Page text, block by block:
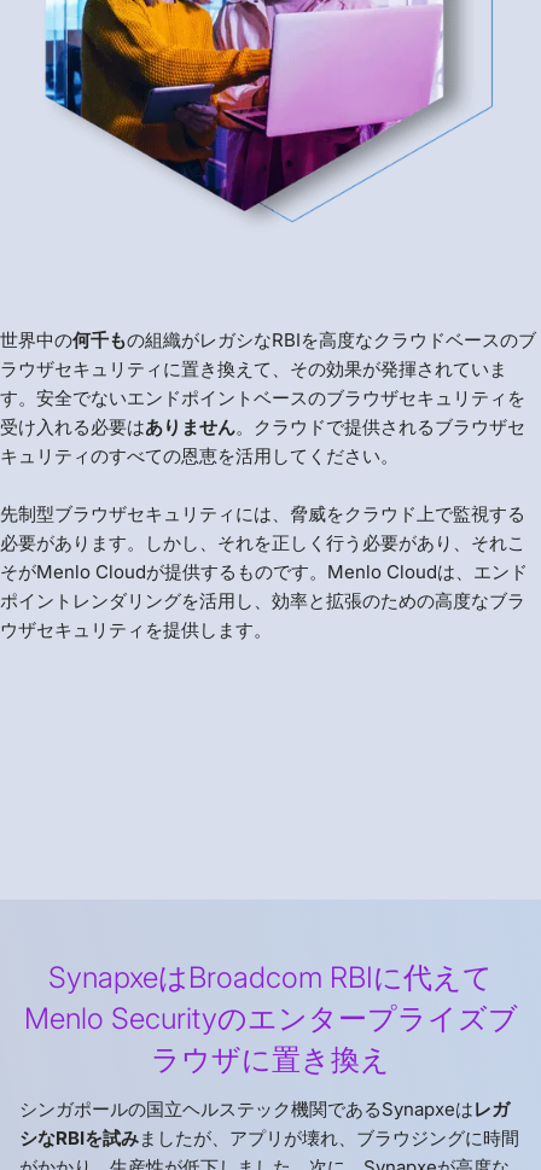
世界中の何千もの組織がレガシなRBIを高度なクラウドベースのブ
ラウザセキュリティに置き換えて、その効果が発揮されていま
す。安全でないエンドポイントベースのブラウザセキュリティを
受け入れる必要はありません。クラウドで提供されるブラウザセ
キュリティのすべての恩恵を活用してください。
先制型ブラウザセキュリティには、脅威をクラウド上で監視する
必要があります。しかし、それを正しく行う必要があり、それこ
そがMenlo Cloudが提供するものです。Menlo Cloudは、エンド
ポイントレンダリングを活用し、効率と拡張のための高度なブラ
ウザセキュリティを提供します。
SynapxeはBroadcom RBIに代えて
Menlo Securityのエンタープライズブ
ラウザに置き換え
シンガポールの国立ヘルステック機関であるSynapxeはレガ
シなRBIを試みましたが、アプリが壊れ、ブラウジングに時間